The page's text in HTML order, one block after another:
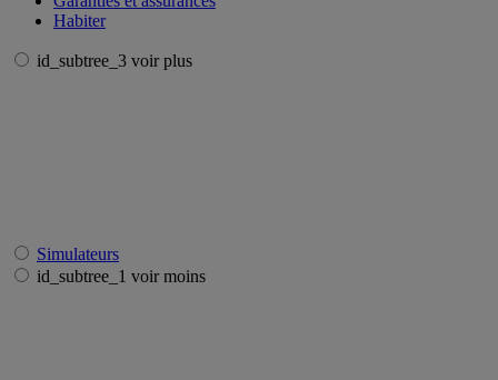
Habiter
id_subtree_3 voir plus
Simulateurs
id_subtree_1 voir moins